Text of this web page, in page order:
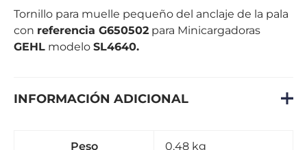
Tornillo para muelle pequeño del anclaje de la pala
con referencia G650502 para Minicargadoras
GEHL modelo SL4640.
INFORMACIÓN ADICIONAL
Peso 0,48 kg